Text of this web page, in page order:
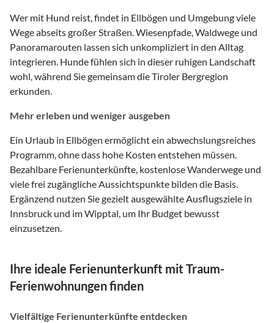
Wer mit Hund reist, findet in Ellbögen und Umgebung viele
Wege abseits großer Straßen. Wiesenpfade, Waldwege und
Panorama­routen lassen sich unkompliziert in den Alltag
integrieren. Hunde fühlen sich in dieser ruhigen Landschaft
wohl, während Sie gemeinsam die Tiroler Bergregion
erkunden.
Mehr erleben und weniger ausgeben
Ein Urlaub in Ellbögen ermöglicht ein abwechslungsreiches
Programm, ohne dass hohe Kosten entstehen müssen.
Bezahlbare Ferienunterkünfte, kostenlose Wanderwege und
viele frei zugängliche Aussichtspunkte bilden die Basis.
Ergänzend nutzen Sie gezielt ausgewählte Ausflugsziele in
Innsbruck und im Wipptal, um Ihr Budget bewusst
einzusetzen.
Ihre ideale Ferienunterkunft mit Traum-
Ferienwohnungen finden
Vielfältige Ferienunterkünfte entdecken